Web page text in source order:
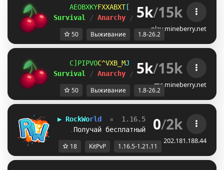
[ZNSTDEPTXY_MFL ＭＩＮＥＢＥＲＲＹ
Survival
/ Anarchy / BedWars / SkyWars
5k/15k
play.mineberry.net
50 Выживание 1.8-26.2
TEUMX\L\[HQ\[NL ＭＩＮＥＢＥＲＲＹ
Survival
/ Anarchy / BedWars / SkyWars
5k/15k
mc.mineberry.net
50 Выживание 1.8-26.2
▶ RockWorld ▪ 1.16.5 - 1 .21 .
▪
. Получай бесплатный пвп-кит: i
0/2k
202.181.188.44
18 KitPvP 1.16.5-1.21.11